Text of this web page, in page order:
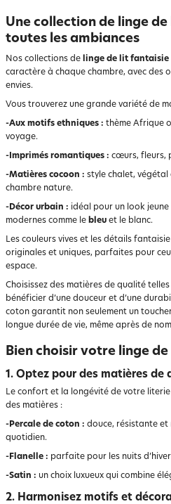
Une collection de linge
toutes les ambiances
Nos collections de linge de lit fantaisie
caractère à chaque chambre, avec des
envies.
Vous trouverez une grande variété de
-Aux motifs ethniques : thème Afrique
voyage.
-Imprimés romantiques : cœurs, fleurs,
-Matières cocoon : style chalet, végétal
chambre nature.
-Décor urbain : idéal pour un look
modernes comme le bleu et le blanc.
Les couleurs vives et les détails
originales et uniques, parfaites pour
espace.
Choisissez des matières de qualité telles
bénéficier d’une douceur et d’une
coton garantit non seulement un
longue durée de vie, même après de
Bien choisir votre linge
1. Optez pour des matières de
Le confort et la longévité de votre
des matières :
-Percale de coton : douce, résistante et
quotidien.
-Flanelle : parfaite pour les nuits
-Satin : un choix luxueux qui combine
2. Harmonisez motifs et